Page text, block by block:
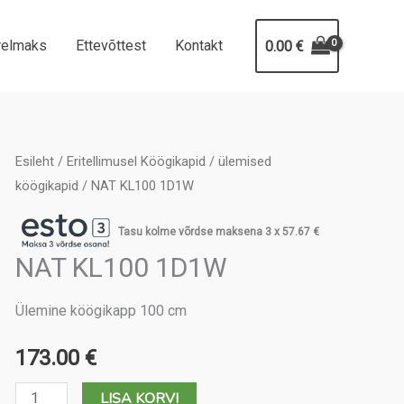
Ettevõttest Kontakt 0.00 €
Esileht/ Eritellimusel Köögikapid / ülemised
köögikapid / NAT KL100 1D1W
Tasu kolme võrdse maksena 3 x 57.67 €
NAT KL100 1D1W
Ülemine köögikapp 100 cm
173.00 €
NAT
LISA KORVI